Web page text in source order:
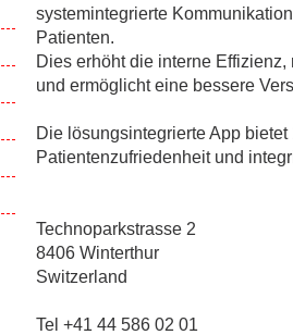
Show subpages
systemintegrierte
Patienten.
Dies erhöht die interne
und ermöglicht eine bessere
Die lösungsintegrierte App
Patientenzufriedenheit und
Technoparkstrasse 2
8406 Winterthur
Switzerland
Tel +41 44 586 02 01